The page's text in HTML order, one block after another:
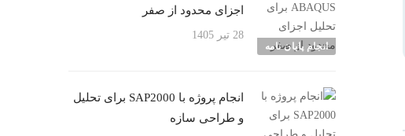
انجام پایان نامه
اجزای محدود از صفر
28 تیر 1405
انجام پروژه با SAP2000 برای تحلیل
و طراحی سازه